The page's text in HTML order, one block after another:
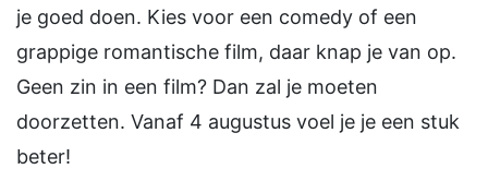
je goed doen. Kies voor een comedy of een
grappige romantische film, daar knap je van op.
Geen zin in een film? Dan zal je moeten
doorzetten. Vanaf 4 augustus voel je je een stuk
beter!